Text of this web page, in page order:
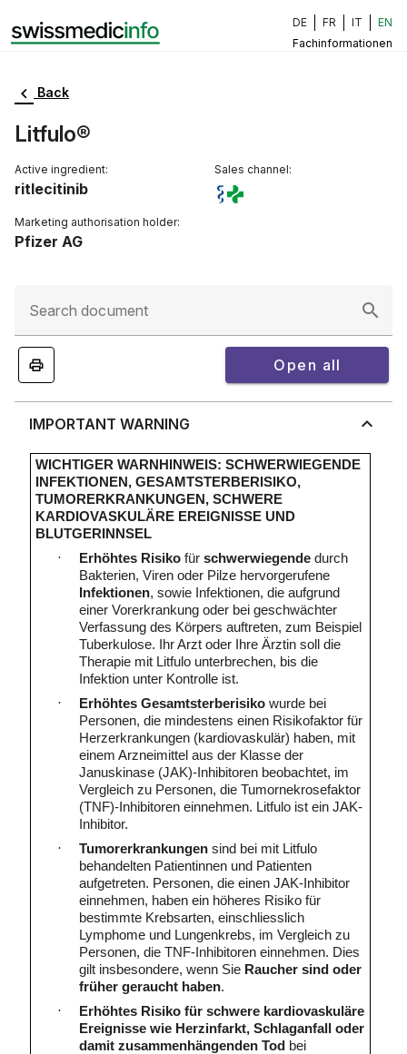
Fachinformationen
DE FR IT EN
Back
Litfulo®
Active ingredient:
ritlecitinib
Marketing authorisation holder:
Pfizer AG
Sales channel:
Search document
Open all
IMPORTANT WARNING
WICHTIGER WARNHINWEIS: SCHWERWIEGENDE
INFEKTIONEN, GESAMTSTERBERISIKO,
TUMORERKRANKUNGEN, SCHWERE
KARDIOVASKULÄRE EREIGNISSE UND
BLUTGERINNSEL
·
Erhöhtes Risikofürschwerwiegendedurch
Bakterien, Viren oder Pilze hervorgerufene
Infektionen, sowie Infektionen, die aufgrund
einer Vorerkrankung oder bei geschwächter
Verfassung des Körpers auftreten, zum Beispiel
Tuberkulose. Ihr Arzt oder Ihre Ärztin soll die
Therapie mit Litfulo unterbrechen, bis die
Infektion unter Kontrolle ist.
·
Erhöhtes Gesamtsterberisikowurde bei
Personen, die mindestens einen Risikofaktor für
Herzerkrankungen (kardiovaskulär) haben, mit
einem Arzneimittel aus der Klasse der
Januskinase (JAK)-Inhibitoren beobachtet, im
Vergleich zu Personen, die Tumornekrosefaktor
(TNF)-Inhibitoren einnehmen. Litfulo ist ein JAK-
Inhibitor.
·
Tumorerkrankungensind bei mit Litfulo
behandelten Patientinnen und Patienten
aufgetreten. Personen, die einen JAK-Inhibitor
einnehmen, haben ein höheres Risiko für
bestimmte Krebsarten, einschliesslich
Lymphome und Lungenkrebs, im Vergleich zu
Personen, die TNF-Inhibitoren einnehmen. Dies
gilt insbesondere, wenn Sie Raucher sind oder
früher geraucht haben.
·
Erhöhtes Risiko für schwere kardiovaskuläre
Ereignisse wie Herzinfarkt, Schlaganfall oder
damit zusammenhängenden Tod bei